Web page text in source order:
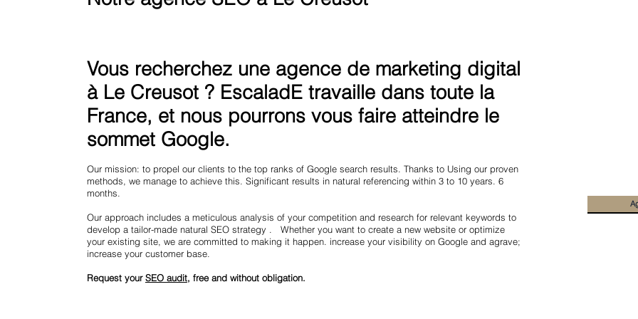
Our mission: to propel our clients to the top ranks of Google search results. Thanks to Using our proven
methods, we manage to achieve this. Significant results in natural referencing within 3 to 10 years. 6
months.
Our approach includes a meticulous analysis of your competition and research for relevant keywords to
develop a tailor-made natural SEO strategy . Whether you want to create a new website or optimize
your existing site, we are committed to making it happen. increase your visibility on Google and agrave;
increase your customer base.
Request your SEO audit, free and without obligation.
Vous recherchez une agence de marketing digital
à Le Creusot ? EscaladE travaille dans toute la
France, et nous pourrons vous faire atteindre le
sommet Google.